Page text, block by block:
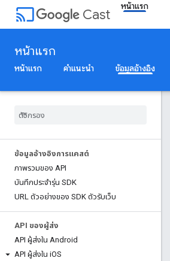
cast Cast
หน้าแรก
หน้าแรก
หน้าแรก คำแนะนำ ข้อมูลอ้างอิง
ข้อมูลอ้างอิงการแคสต์
ภาพรวมของ API
บันทึกประจํารุ่น SDK
URL ตัวอย่างของ SDK ตัวรับเว็บ
API ของผู้ส่ง
API ผู้ส่งใน Android
API ผู้ส่งใน iOS